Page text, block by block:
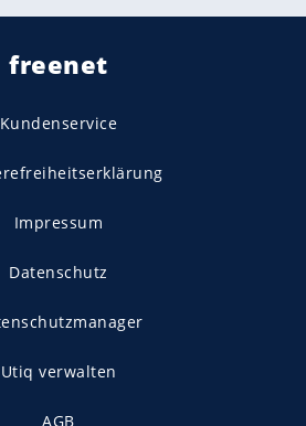
freenet
Kundenservice
Impressum
Datenschutz
Utiq verwalten
AGB